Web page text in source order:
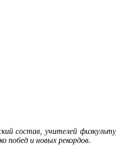
состав, учителей
и новых рекордов.